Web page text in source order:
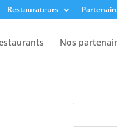
Restaurateurs
Nos